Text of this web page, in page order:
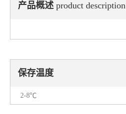
产品概述 product description
保存温度
2-8℃